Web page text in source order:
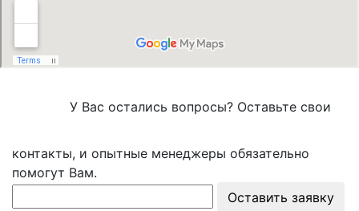
У Вас остались вопросы? Оставьте свои
контакты, и опытные менеджеры обязательно
помогут Вам.
Оставить заявку